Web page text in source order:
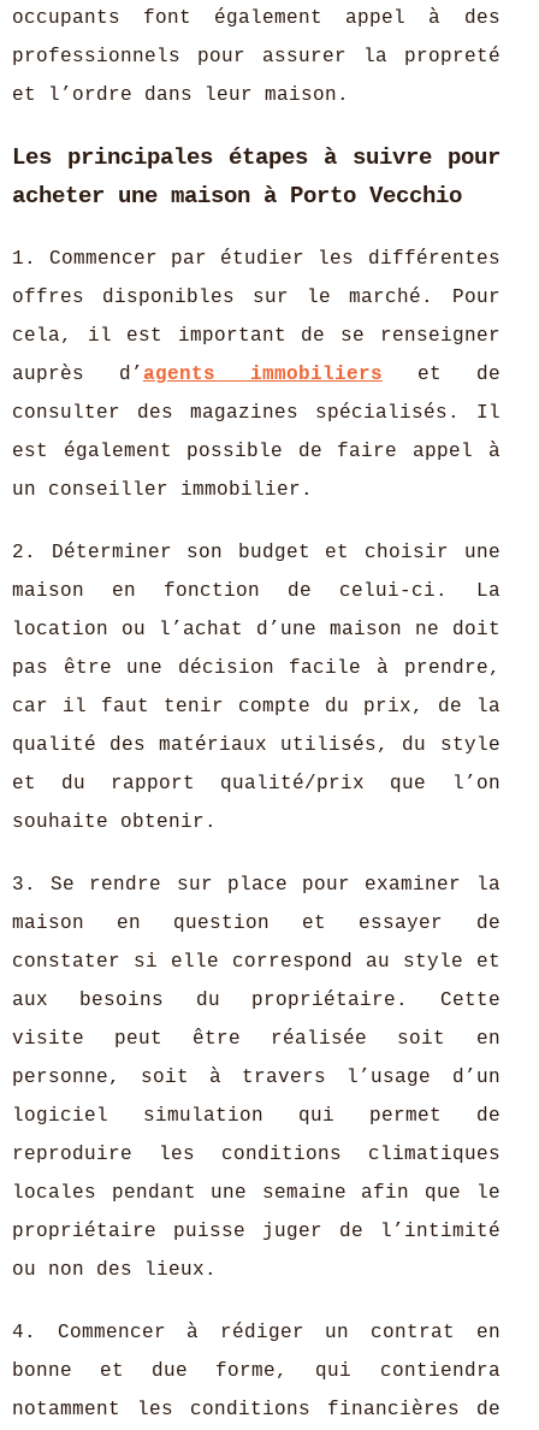
occupants font également appel à des
professionnels pour assurer la propreté
et l’ordre dans leur maison.
Les principales étapes à suivre pour
acheter une maison à Porto Vecchio
1. Commencer par étudier les différentes
offres disponibles sur le marché. Pour
cela, il est important de se renseigner
auprès d’ agents immobiliers et de
consulter des magazines spécialisés. Il
est également possible de faire appel à
un conseiller immobilier.
2. Déterminer son budget et choisir une
maison en fonction de celui-ci. La
location ou l’achat d’une maison ne doit
pas être une décision facile à prendre,
car il faut tenir compte du prix, de la
qualité des matériaux utilisés, du style
et du rapport qualité/prix que l’on
souhaite obtenir.
3. Se rendre sur place pour examiner la
maison en question et essayer de
constater si elle correspond au style et
aux besoins du propriétaire. Cette
visite peut être réalisée soit en
personne, soit à travers l’usage d’un
logiciel simulation qui permet de
reproduire les conditions climatiques
locales pendant une semaine afin que le
propriétaire puisse juger de l’intimité
ou non des lieux.
4. Commencer à rédiger un contrat en
bonne et due forme, qui contiendra
notamment les conditions financières de